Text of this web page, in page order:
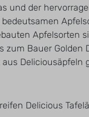
und der
Apfelsorten
zum Bauer Golden
Deliciousäpfeln
Delicious